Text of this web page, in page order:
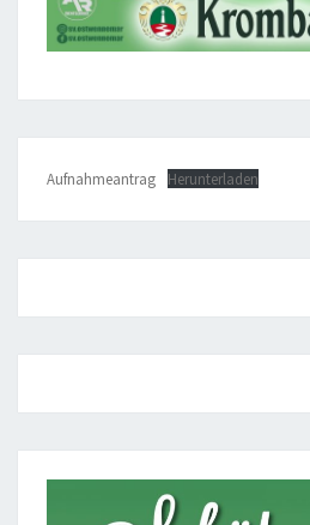
Aufnahmeantrag Herunterladen